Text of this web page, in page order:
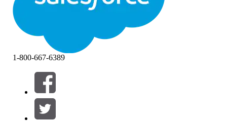
Filtre (0)
VÆLG FILTRE
1-800-667-6389